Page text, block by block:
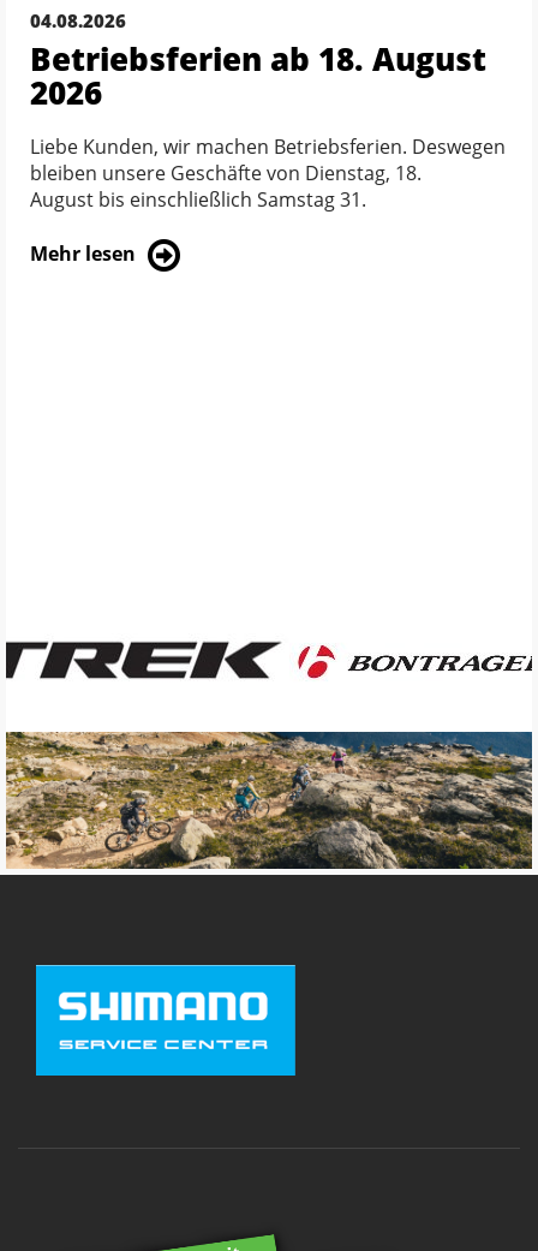
04.08.2026
Betriebsferien ab 18. August
2026
Liebe Kunden, wir machen Betriebsferien. Deswegen
bleiben unsere Geschäfte von Dienstag, 18.
August bis einschließlich Samstag 31.
Mehr lesen